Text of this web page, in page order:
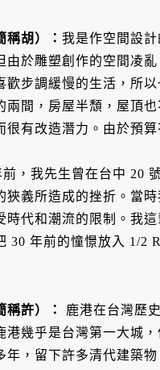
稱胡）： 我是作空間設
由於雕塑創作的空間凌
歡步調緩慢的生活，所
兩間，房屋半頹，屋頂
很有改造潛力。由於預
前，我先生曾在台中 20
狹義所造成的挫折。當
時代和潮流的限制。我
30 年前的憧憬放入 1/2
稱許）： 鹿港在台灣歷
港幾乎是台灣第一大城
年，留下許多清代建築